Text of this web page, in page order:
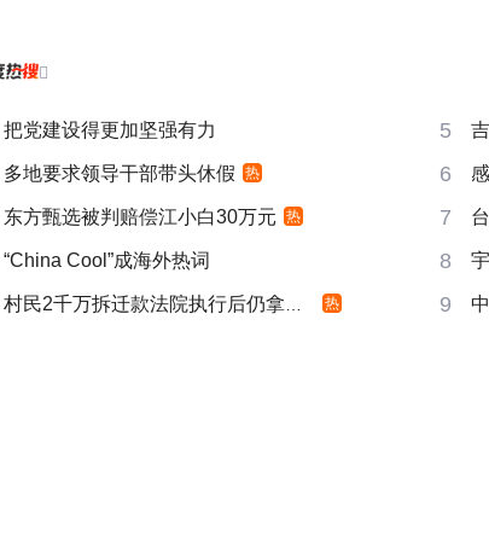

把党建设得更加坚强有力 5
多地要求领导干部带头休假 热 6
东方甄选被判赔偿江小白30万元 热 7
“China Cool”成海外热词 8
村民2千万拆迁款法院执行后仍拿不到 热 9